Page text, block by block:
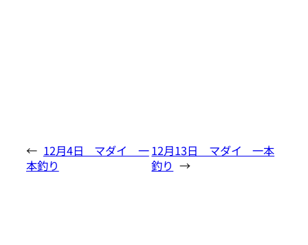
← 12月4日 マダイ 一
本釣り
12月13日 マダイ 一本
釣り →